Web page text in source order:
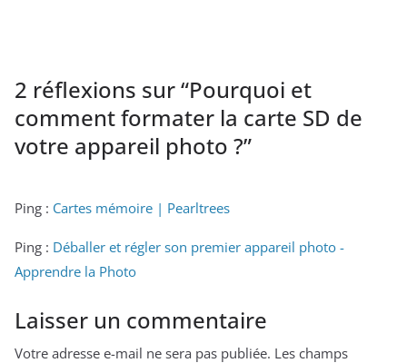
2 réflexions sur “Pourquoi et
comment formater la carte SD de
votre appareil photo ?”
Ping : Cartes mémoire | Pearltrees
Ping : Déballer et régler son premier appareil photo -
Apprendre la Photo
Laisser un commentaire
Votre adresse e-mail ne sera pas publiée. Les champs